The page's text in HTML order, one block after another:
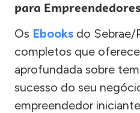
para Empreendedores
Os Ebooks do Sebrae/
completos que
aprofundada sobre
sucesso do seu
empreendedor